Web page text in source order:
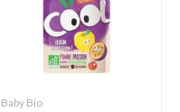
Baby Bio